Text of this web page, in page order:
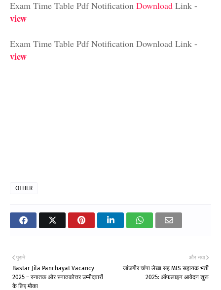
Exam Time Table Pdf Notification Download Link -
view
Exam Time Table Pdf Notification Download Link -
view
OTHER
और नया
जांजगीर चांपा लेखा सह MIS सहायक भर्ती
2025: ऑफलाइन आवेदन शुरू
पुराने
Bastar Jila Panchayat Vacancy
2025 – स्नातक और स्नातकोत्तर उम्मीदवारों
के लिए मौका